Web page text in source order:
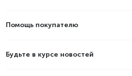
Помощь покупателю
Будьте в курсе новостей